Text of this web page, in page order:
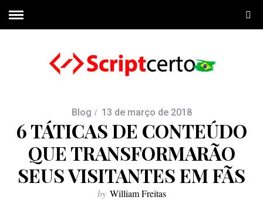
Blog 13 de março de 2018
6 TÁTICAS DE CONTEÚDO
QUE TRANSFORMARÃO
SEUS VISITANTES EM FÃS
by William Freitas